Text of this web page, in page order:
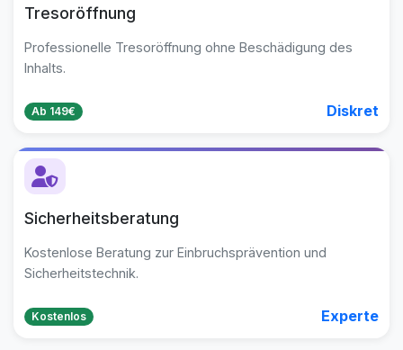
Tresoröffnung
Professionelle Tresoröffnung ohne Beschädigung des
Inhalts.
Ab 149€ Diskret
Sicherheitsberatung
Kostenlose Beratung zur Einbruchsprävention und
Sicherheitstechnik.
Kostenlos Experte